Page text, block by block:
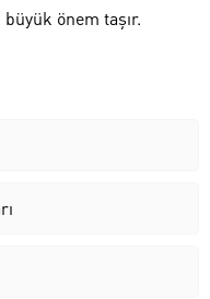
önem taşır.